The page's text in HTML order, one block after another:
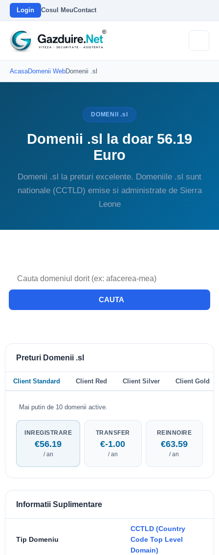
Login Cosul MeuContact
AcasaDomenii WebDomenii .sl
DOMENII .sl
Domenii .sl la doar 56.19
Euro
Domenii .sl la preturi excelente. Domeniile .sl sunt
nationale (CCTLD) emise si administrate de Sierra
Leone
CAUTA
Preturi Domenii .sl
Client Standard Client Red Client Silver Client Gold
Mai putin de 10 domenii active.
INREGISTRARE
€56.19
/ an
TRANSFER
€-1.00
/ an
REINNOIRE
€63.59
/ an
Informatii Suplimentare
Tip Domeniu
CCTLD (Country
Code Top Level
Domain)